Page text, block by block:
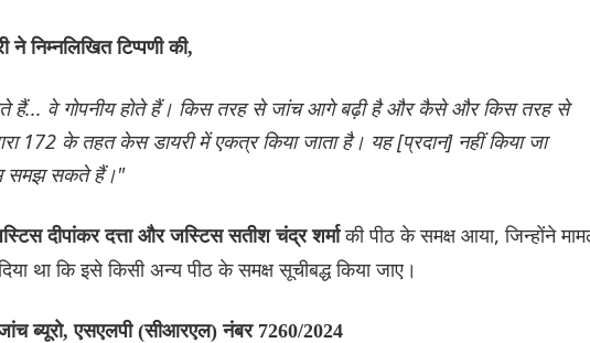
निम्नलिखित टिप्पणी की,
हैं... वे गोपनीय होते हैं। किस तरह से जांच आगे बढ़ी है और कैसे और किस तरह से
172 के तहत केस डायरी में एकत्र किया जाता है। यह [प्रदान] नहीं किया जा
समझ सकते हैं।"
दीपांकर दत्ता और जस्टिस सतीश चंद्र शर्माकी पीठ के समक्ष आया, जिन्होंने
था कि इसे किसी अन्य पीठ के समक्ष सूचीबद्ध किया जाए।
ब्यूरो, एसएलपी (सीआरएल) नंबर 7260/2024